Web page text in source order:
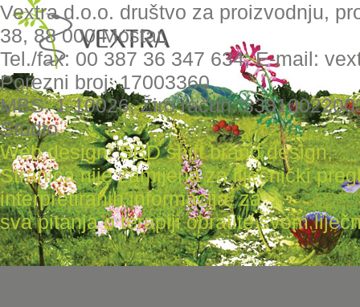
Vextra d.o.o. društvo za proizvodnju,
38, 88 000 Mostar,
Tel./fax: 00 387 36 347 634, E-mail:
Porezni broj: 17003360
MBS: 1-10026, Žiro račun:
Studio
Web design: SBD shift brand design,
Stranica nije zamijena za liječnički
interpretiranih informacija, za
sva pitanja o terapiji obratite svom